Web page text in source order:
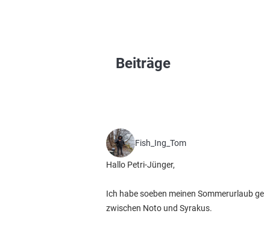
Beiträge
Fish_Ing_Tom
Hallo Petri-Jünger,
Ich habe soeben meinen Sommerurlaub
zwischen Noto und Syrakus.